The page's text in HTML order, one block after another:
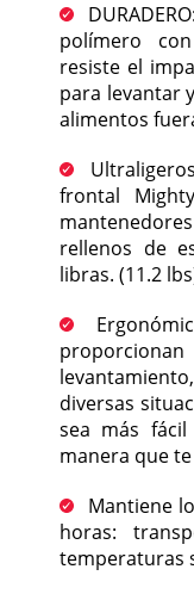
polímero
resiste el
para levantar
alimentos
frontal
rellenos de
libras. (11.2
diversas
sea más
manera que
Mantiene
horas:
temperaturas